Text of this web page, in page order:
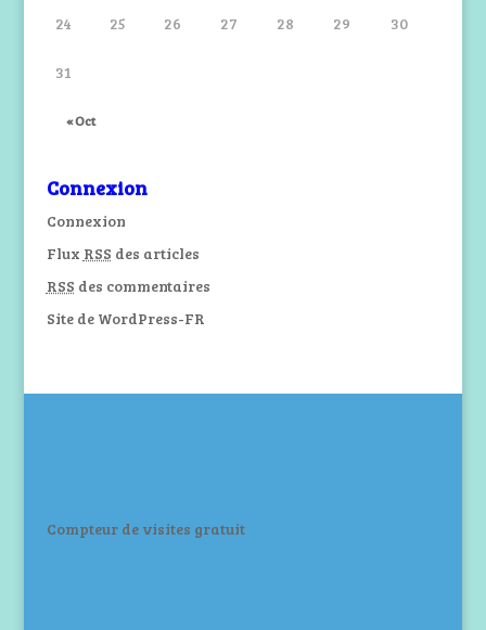
« Oct
24 25 26 27 28 29 30
31
Connexion
Connexion
Flux RSS des articles
RSS des commentaires
Site de WordPress-FR
Compteur de visites gratuit